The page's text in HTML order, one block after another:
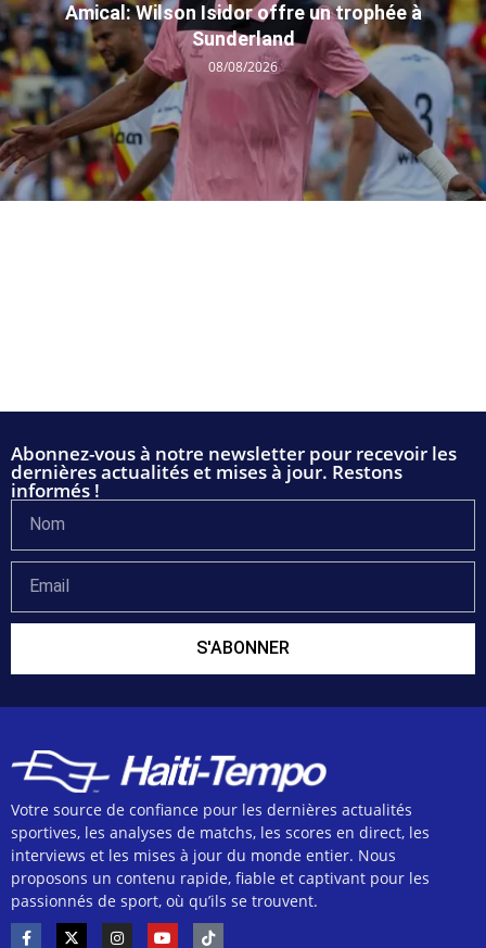
Amical: Wilson Isidor offre un trophée à
Sunderland
08/08/2026
Abonnez-vous à notre newsletter pour recevoir les
dernières actualités et mises à jour. Restons
informés !
S'ABONNER
Votre source de confiance pour les dernières actualités
sportives, les analyses de matchs, les scores en direct, les
interviews et les mises à jour du monde entier. Nous
proposons un contenu rapide, fiable et captivant pour les
passionnés de sport, où qu’ils se trouvent.